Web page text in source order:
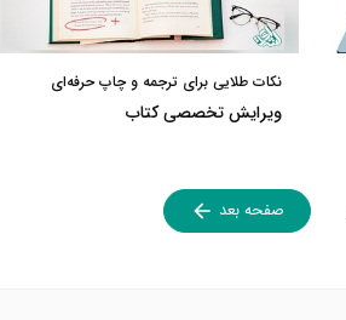
نکات طلایی برای ترجمه و چاپ حرفه‌ای
ویرایش تخصصی کتاب
صفحه بعد